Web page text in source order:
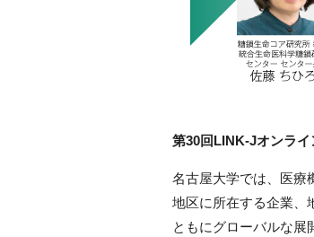
第30回LINK-Jオンラ
名古屋大学では、医療
地区に所在する企業、
ともにグローバルな展